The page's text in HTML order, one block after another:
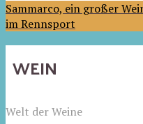
Sammarco, ein großer
im Rennsport
WEIN
Welt der Weine